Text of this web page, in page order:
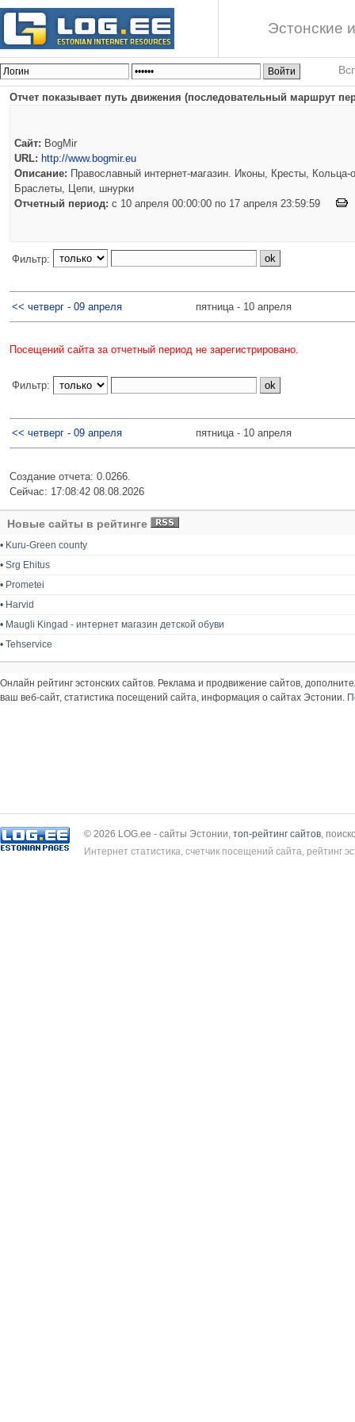
Эстонские
Отчет показывает путь движения (последовательный маршрут
Сайт: BogMir
URL: http://www.bogmir.eu
Описание: Православный интернет-магазин. Иконы, Кресты, Кольца-
Браслеты, Цепи, шнурки
Отчетный период: c 10 апреля 00:00:00 по 17 апреля 23:59:59
Фильтр:
<< четверг - 09 апреля пятница - 10 апреля
Посещений сайта за отчетный период не зарегистрировано.
Фильтр:
<< четверг - 09 апреля пятница - 10 апреля
Создание отчета: 0.0266.
Сейчас: 17:08:42 08.08.2026
Новые сайты в рейтинге
• Kuru-Green county
• Srg Ehitus
• Prometei
• Harvid
• Maugli Kingad - интернет магазин детской обуви
• Tehservice
Онлайн рейтинг эстонских сайтов. Реклама и продвижение сайтов,
ваш веб-сайт, статистика посещений сайта, информация о сайтах Эстонии.
© 2026 LOG.ee - сайты Эстонии, топ-рейтинг сайтов ,
Интернет статистика, счетчик посещений сайта, рейтинг